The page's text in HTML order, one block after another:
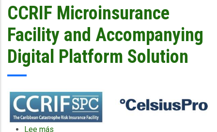
CCRIF Microinsurance
Facility and Accompanying
Digital Platform Solution
Lee más